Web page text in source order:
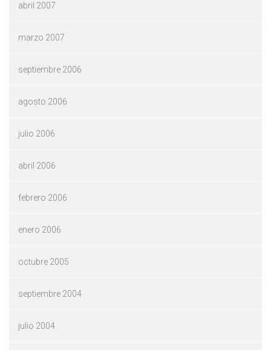
abril 2007
marzo 2007
septiembre 2006
agosto 2006
julio 2006
abril 2006
febrero 2006
enero 2006
octubre 2005
septiembre 2004
julio 2004